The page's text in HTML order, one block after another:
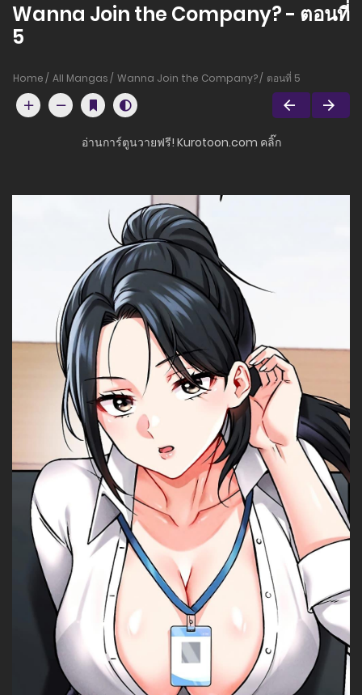
Wanna Join the Company? - ตอนที่
5
Home All Mangas Wanna Join the Company? ตอนที่ 5
อ่านการ์ตูนวายฟรี! Kurotoon.com คลิ๊ก